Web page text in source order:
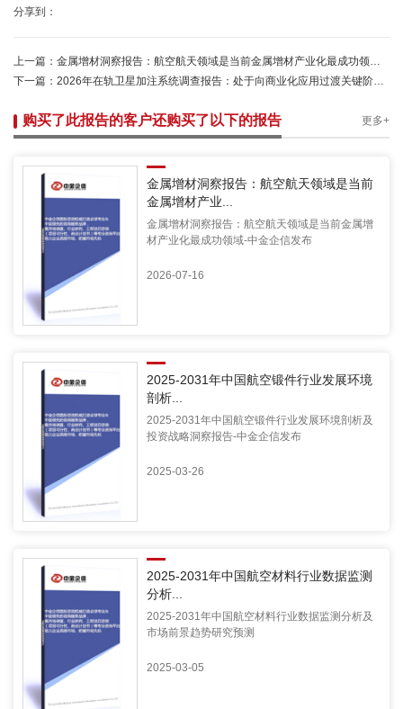
分享到：
上一篇： 金属增材洞察报告：航空航天领域是当前金属增材产业化最成功领域-中金企信发布
下一篇： 2026年在轨卫星加注系统调查报告：处于向商业化应用过渡关键阶段-中金企信
购买了此报告的客户还购买了以下的报告 更多+
金属增材洞察报告：航空航天领域是当前
金属增材产业...
金属增材洞察报告：航空航天领域是当前金属增
材产业化最成功领域-中金企信发布
2026-07-16
2025-2031年中国航空锻件行业发展环境
剖析...
2025-2031年中国航空锻件行业发展环境剖析及
投资战略洞察报告-中金企信发布
2025-03-26
2025-2031年中国航空材料行业数据监测
分析...
2025-2031年中国航空材料行业数据监测分析及
市场前景趋势研究预测
2025-03-05